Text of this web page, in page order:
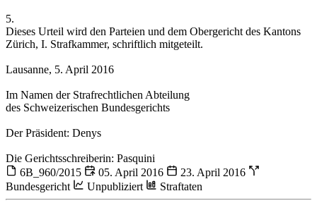
5.
Dieses Urteil wird den Parteien und dem Obergericht des Kantons
Zürich, I. Strafkammer, schriftlich mitgeteilt.
Lausanne, 5. April 2016
Im Namen der Strafrechtlichen Abteilung
des Schweizerischen Bundesgerichts
Der Präsident: Denys
Die Gerichtsschreiberin: Pasquini
6B_960/2015
05. April 2016
23. April 2016
Bundesgericht
Unpubliziert Straftaten